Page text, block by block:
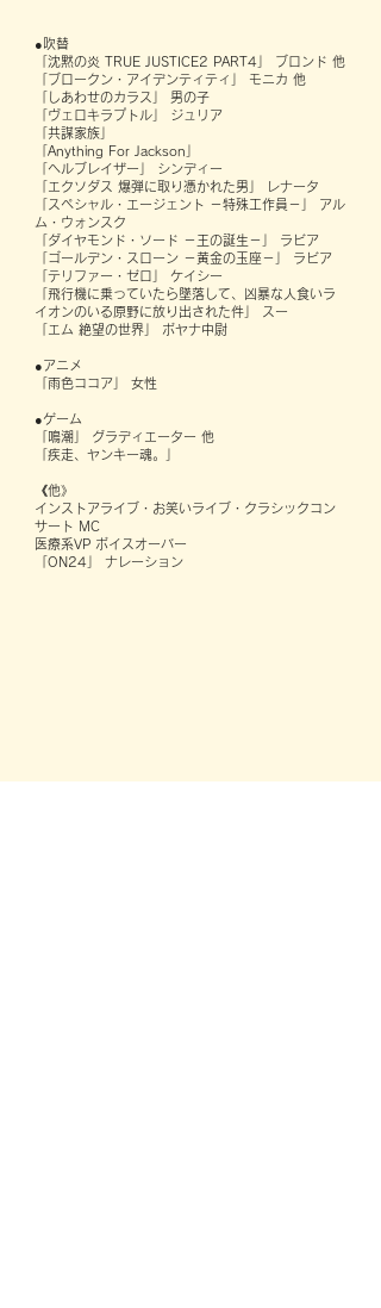
●吹替
「沈黙の炎 TRUE JUSTICE2 PART4」 ブロンド 他
「ブロークン・アイデンティティ」 モニカ 他
「しあわせのカラス」 男の子
「ヴェロキラプトル」 ジュリア
「共謀家族」
「Anything For Jackson」
「ヘルブレイザー」 シンディー
「エクソダス 爆弾に取り憑かれた男」 レナータ
「スペシャル・エージェント －特殊工作員－」 アル
ム・ウォンスク
「ダイヤモンド・ソード －王の誕生－」 ラビア
「ゴールデン・スローン －黄金の玉座－」 ラビア
「テリファー・ゼロ」 ケイシー
「飛行機に乗っていたら墜落して、凶暴な人食いラ
イオンのいる原野に放り出された件」 スー
「エム 絶望の世界」 ボヤナ中尉
●アニメ
「雨色ココア」 女性
●ゲーム
「鳴潮」 グラディエーター 他
「疾走、ヤンキー魂。」
《他》
インストアライブ・お笑いライブ・クラシックコン
サート MC
医療系VP ボイスオーバー
「ON24」 ナレーション